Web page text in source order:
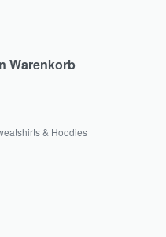
Warenkorb
& Hoodies